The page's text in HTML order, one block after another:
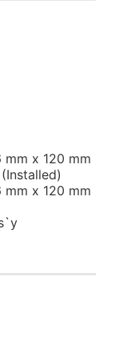
mm x 120 mm
mm x 120 mm